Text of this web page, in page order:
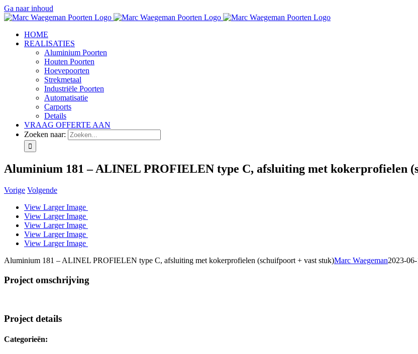
Ga naar inhoud
HOME
REALISATIES
Aluminium Poorten
Houten Poorten
Hoevepoorten
Strekmetaal
Industriële Poorten
Automatisatie
Carports
Details
VRAAG OFFERTE AAN
Zoeken naar:
Aluminium 181 – ALINEL PROFIELEN type C, afsluiting met kokerprofielen
Vorige Volgende
View Larger Image
View Larger Image
View Larger Image
View Larger Image
View Larger Image
Aluminium 181 – ALINEL PROFIELEN type C, afsluiting met kokerprofielen (schuifpoort + vast stuk)Marc Waegeman2023-
Project omschrijving
Project details
Categorieën: